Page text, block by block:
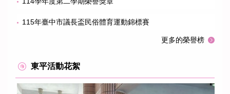
115年臺中市議長盃民俗體育運動錦標賽
更多的榮譽榜
東平活動花絮